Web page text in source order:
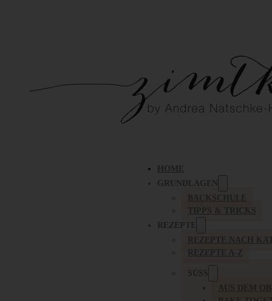
HOME
GRUNDLAGEN
BACKSCHULE
TIPPS & TRICKS
REZEPTE
REZEPTE NACH
REZEPTE A-Z
SÜSS